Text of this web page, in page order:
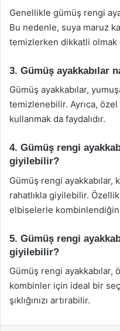
Genellikle gümüş rengi
Bu nedenle, suya maruz
temizlerken dikkatli olmak
3. Gümüş ayakkabılar
Gümüş ayakkabılar,
temizlenebilir. Ayrıca,
kullanmak da faydalıdır.
4. Gümüş rengi
giyilebilir?
Gümüş rengi ayakkabılar,
rahatlıkla giyilebilir.
elbiselerle
5. Gümüş rengi
giyilebilir?
Gümüş rengi
kombinler için ideal bir
şıklığınızı artırabilir.